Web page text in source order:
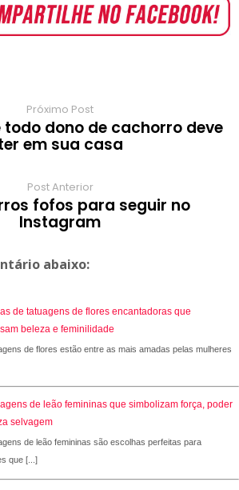
e
r
r r
e
s
o
a
r
r
a
m
Próximo Post
todo dono de cachorro deve
em sua casa
Post Anterior
fofos para seguir no
Instagram
abaixo:
de tatuagens de flores encantadoras que
beleza e feminilidade
de flores estão entre as mais amadas pelas mulheres
de leão femininas que simbolizam força, poder
selvagem
de leão femininas são escolhas perfeitas para
que [...]